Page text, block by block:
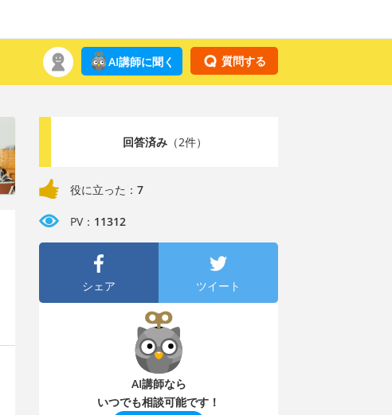
質問する
AI講師に聞く
回答済み（2件）
役に立った： 7
PV： 11312
シェア ツイート
AI講師なら
いつでも相談可能です！